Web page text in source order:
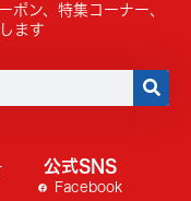
ポン、特集コーナー、
ます
公式SNS
Facebook